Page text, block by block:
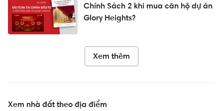
Chính Sách 2 khi mua căn hộ dự án
Glory Heights?
Xem thêm
Xem nhà đất theo địa điểm